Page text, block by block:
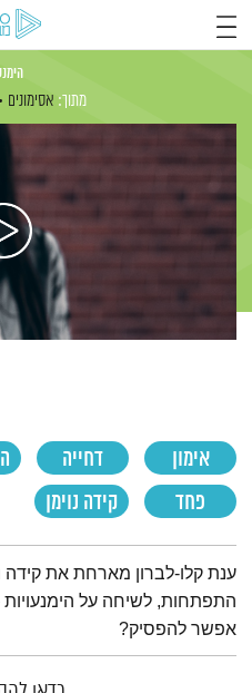
מתוך: אסימונים
אימון דחייה
פחד
קידה נוימן
תמצית הפודקאסט
ענת קלו-לברון מארחת את קידה
התפתחות, לשיחה על הימנעויות
אפשר להפסיק?